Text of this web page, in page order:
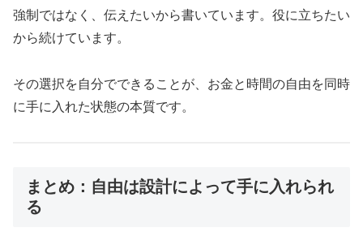
強制ではなく、伝えたいから書いています。役に立ちたい
から続けています。
その選択を自分でできることが、お金と時間の自由を同時
に手に入れた状態の本質です。
まとめ：自由は設計によって手に入れられ
る